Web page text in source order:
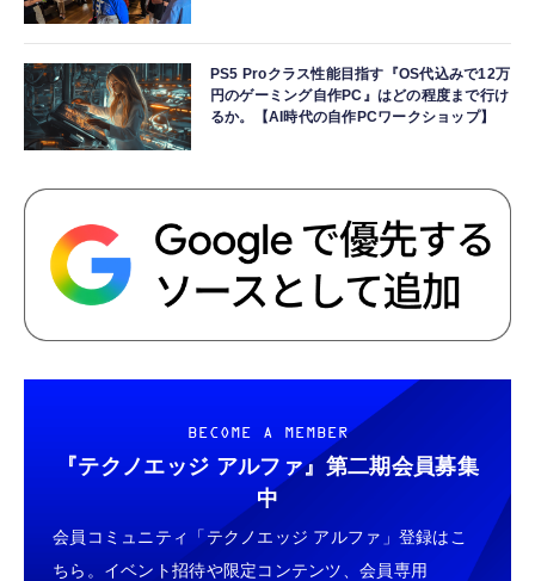
PS5 Proクラス性能目指す『OS代込みで12万
円のゲーミング自作PC』はどの程度まで行け
るか。【AI時代の自作PCワークショップ】
BECOME A MEMBER
『テクノエッジ アルファ』 第二期会員募集
中
会員コミュニティ「テクノエッジ アルファ」登録はこ
ちら。イベント招待や限定コンテンツ、会員専用